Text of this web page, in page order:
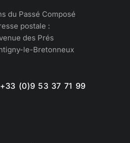
du Passé Composé
postale :
des Prés
le-Bretonneux
(0)9 53 37 71 99